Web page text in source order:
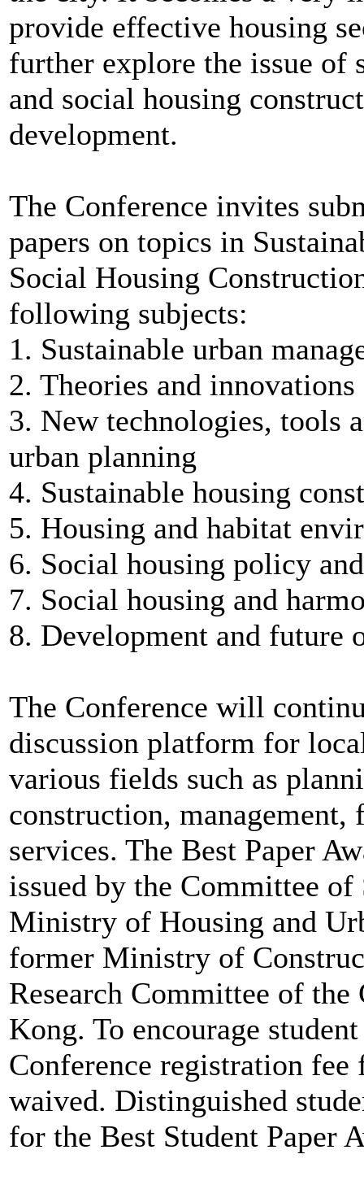
provide effective housing
further explore the issue of
and social housing
development.
The Conference invites
papers on topics in
Social Housing
following subjects:
1. Sustainable urban
2. Theories and
3. New technologies, tools
urban planning
4. Sustainable housing
5. Housing and habitat
6. Social housing policy
7. Social housing and
8. Development and future
The Conference will
discussion platform for
various fields such as
construction, management,
services. The Best Paper
issued by the Committee
Ministry of Housing and
former Ministry of
Research Committee of
Kong. To encourage
Conference registration
waived. Distinguished
for the Best Student Paper